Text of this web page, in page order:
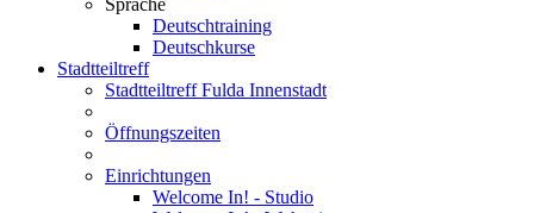
Sprache
Deutschtraining
Deutschkurse
Stadtteiltreff
Stadtteiltreff Fulda Innenstadt
Öffnungszeiten
Einrichtungen
Welcome In! - Studio